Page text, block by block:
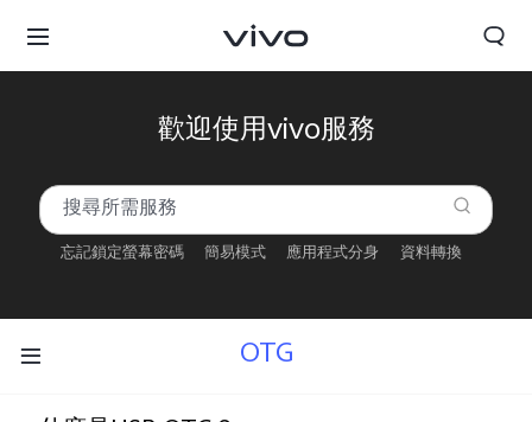
歡迎使用vivo服務
忘記鎖定螢幕密碼 簡易模式 應用程式分身 資料轉換
OTG